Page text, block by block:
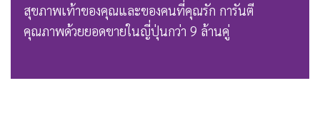
สุขภาพเท้าของคุณและของคนที่คุณรัก การันตี
คุณภาพด้วยยอดขายในญี่ปุ่นกว่า 9 ล้านคู่